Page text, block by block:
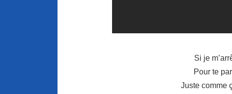
Si je
Pour te
Juste comme